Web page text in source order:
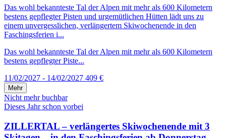
Das wohl bekannteste Tal der Alpen mit mehr als 600 Kilometern
bestens gepflegter Pisten und urgemütlichen Hütten lädt uns zu
einem unvergesslichen, verlängertem Skiwochenende in den
Faschingsferien i...
Das wohl bekannteste Tal der Alpen mit mehr als 600 Kilometern
bestens gepflegter Piste...
11/02/2027 - 14/02/2027 409 €
Mehr
Nicht mehr buchbar
Dieses Jahr schon vorbei
ZILLERTAL – verlängertes Skiwochenende mit 3